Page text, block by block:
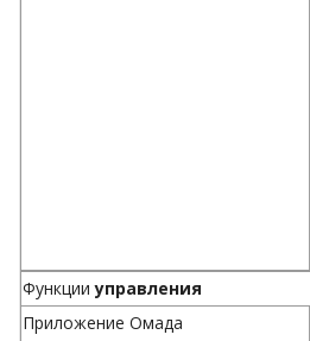
Функцииуправления
Приложение Омада